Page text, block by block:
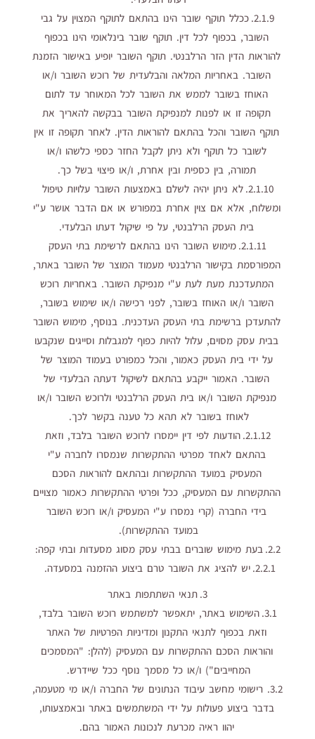
2.1.9. ככלל תוקף שובר הינו בהתאם לתוקף המצוין על גבי
השובר, בכפוף לכל דין. תוקף שובר בינלאומי הינו בכפוף
להוראות הדין הזר הרלבנטי. תוקף השובר יופיע באישור הזמנת
השובר. באחריות המלאה והבלעדית של רוכש השובר ו/או
האוחז בשובר לממש את השובר לכל המאוחר עד לתום
תקופה זו או לפנות למנפיקת השובר בבקשה להאריך את
תוקף השובר והכל בהתאם להוראות הדין. לאחר תקופה זו אין
לשובר כל תוקף ולא ניתן לקבל החזר כספי כלשהו ו/או
תמורה, בין כספית ובין אחרת, ו/או פיצוי בשל כך.
2.1.10. לא ניתן יהיה לשלם באמצעות השובר עלויות טיפול
ומשלוח, אלא אם צוין אחרת במפורש או אם הדבר אושר ע"י
בית העסק הרלבנטי, על פי שיקול דעתו הבלעדי.
2.1.11. מימוש השובר הינו בהתאם לרשימת בתי העסק
המפורסמת בקישור הרלבנטי מעמוד המוצר של השובר באתר,
המתעדכנת מעת לעת ע"י מנפיקת השובר. באחריות רוכש
השובר ו/או האוחז בשובר, לפני רכישה ו/או שימוש בשובר,
להתעדכן ברשימת בתי העסק העדכנית. בנוסף, מימוש השובר
בבית עסק מסוים, עלול להיות כפוף למגבלות וסייגים שנקבעו
על ידי בית העסק כאמור, והכל כמפורט בעמוד המוצר של
השובר. האמור ייקבע בהתאם לשיקול דעתה הבלעדי של
מנפיקת השובר ו/או בית העסק הרלבנטי ולרוכש השובר ו/או
לאוחז בשובר לא תהא כל טענה בקשר לכך.
2.1.12. הודעות לפי דין יימסרו לרוכש השובר בלבד, וזאת
בהתאם לאחד מפרטי ההתקשרות שנמסרו לחברה ע"י
המעסיק במועד ההתקשרות ובהתאם להוראות הסכם
ההתקשרות עם המעסיק, ככל ופרטי ההתקשרות כאמור מצויים
בידי החברה (קרי נמסרו ע"י המעסיק ו/או רוכש השובר
במועד ההתקשרות).
2.2. בעת מימוש שוברים בבתי עסק מסוג מסעדות ובתי קפה:
2.2.1. יש להציג את השובר טרם ביצוע ההזמנה במסעדה.
3. תנאי השתתפות באתר
3.1. השימוש באתר, יתאפשר למשתמש רוכש השובר בלבד,
וזאת בכפוף לתנאי התקנון ומדיניות הפרטיות של האתר
והוראות הסכם ההתקשרות עם המעסיק (להלן: "המסמכים
המחייבים") ו/או כל מסמך נוסף ככל שיידרש.
3.2. רישומי מחשב עיבוד הנתונים של החברה ו/או מי מטעמה,
בדבר ביצוע פעולות על ידי המשתמשים באתר ובאמצעותו,
יהוו ראיה מכרעת לנכונות האמור בהם.